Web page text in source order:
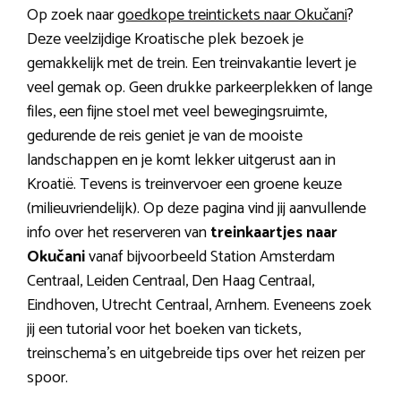
Op zoek naargoedkope treintickets naar Okučani?
Deze veelzijdige Kroatische plek bezoek je
gemakkelijk met de trein. Een treinvakantie levert je
veel gemak op. Geen drukke parkeerplekken of lange
files, een fijne stoel met veel bewegingsruimte,
gedurende de reis geniet je van de mooiste
landschappen en je komt lekker uitgerust aan in
Kroatië. Tevens is treinvervoer een groene keuze
(milieuvriendelijk). Op deze pagina vind jij aanvullende
info over het reserveren vantreinkaartjes naar
Okučanivanaf bijvoorbeeld Station Amsterdam
Centraal, Leiden Centraal, Den Haag Centraal,
Eindhoven, Utrecht Centraal, Arnhem. Eveneens zoek
jij een tutorial voor het boeken van tickets,
treinschema’s en uitgebreide tips over het reizen per
spoor.